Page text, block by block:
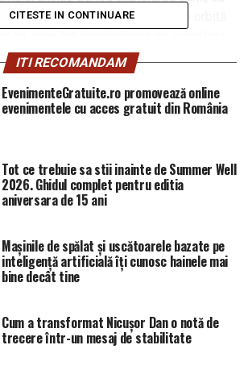
a fost poziționată cu succes pe o orbită
al Pământului.
specialiști de la centrul de dirijare a
toate sistemele de bord, fiabilitatea
primele cadre surprinse de
CITESTE IN CONTINUARE
ITI RECOMANDAM
EvenimenteGratuite.ro promovează online
evenimentele cu acces gratuit din România
Tot ce trebuie sa stii inainte de Summer Well
2026. Ghidul complet pentru editia
aniversara de 15 ani
Mașinile de spălat și uscătoarele bazate pe
inteligență artificială îți cunosc hainele mai
bine decât tine
Cum a transformat Nicușor Dan o notă de
trecere într-un mesaj de stabilitate